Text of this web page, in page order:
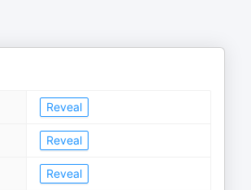
Reveal
Reveal
Reveal